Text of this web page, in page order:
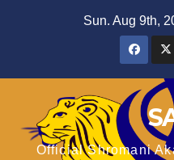
Sun. Aug 9th,
Official Shromani